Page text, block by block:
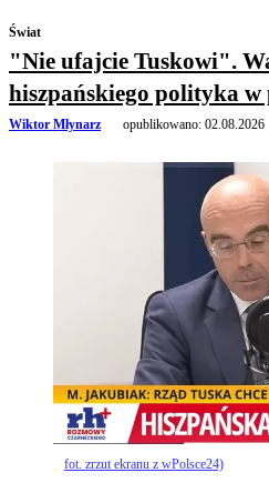
Świat
"Nie ufajcie Tuskowi".
hiszpańskiego polityka
Wiktor Młynarz opublikowano: 02.08.2026
fot. zrzut ekranu z wPolsce24)